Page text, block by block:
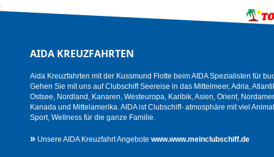
AIDA KREUZFAHRTEN
Aida Kreuzfahrten mit der Kussmund Flotte beim AIDA Spezialisten für
Gehen Sie mit uns auf Clubschiff Seereise in das Mittelmeer, Adria,
Ostsee, Nordland, Kanaren, Westeuropa, Karibik, Asien, Orient,
Kanada und Mittelamerika. AIDA ist Clubschiff- atmosphäre mit viel
Sport, Wellness für die ganze Familie.
» Unsere AIDA Kreuzfahrt Angebote www.www.meinclubschiff.de